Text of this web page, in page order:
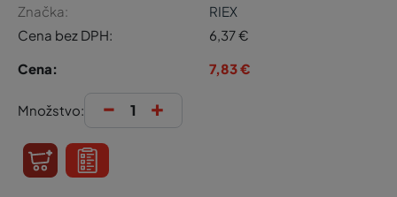
Značka:
RIEX
Cena bez DPH:
6,37€
Cena:
7,83€
Množstvo: - +